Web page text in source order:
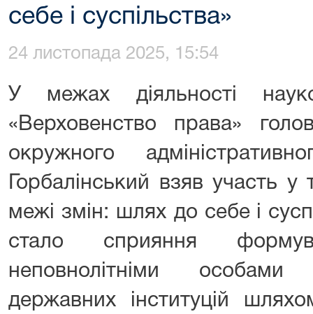
себе і суспільства»
24 листопада 2025, 15:54
У межах діяльності
«Верховенство права»
окружного
Горбалінський взяв участь у
межі змін: шлях до себе і
стало сприяння
неповнолітніми
державних інституцій